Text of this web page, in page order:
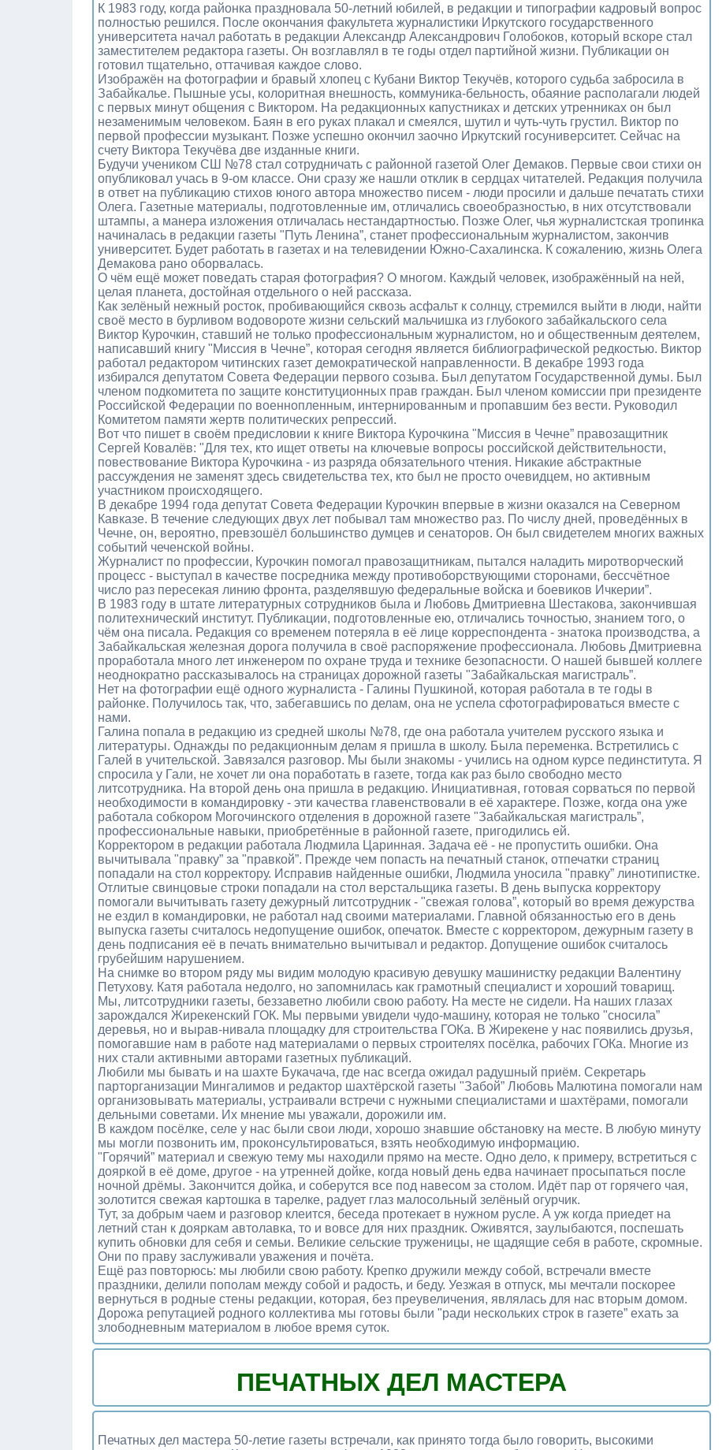
К 1983 году, когда районка праздновала 50-летний юбилей, в редакции и типографии кадровый вопрос
полностью решился. После окончания факультета журналистики Иркутского государственного
университета начал работать в редакции Александр Александрович Голобоков, который вскоре стал
заместителем редактора газеты. Он возглавлял в те годы отдел партийной жизни. Публикации он
готовил тщательно, оттачивая каждое слово.
Изображён на фотографии и бравый хлопец с Кубани Виктор Текучёв, которого судьба забросила в
Забайкалье. Пышные усы, колоритная внешность, коммуника-бельность, обаяние располагали людей
с первых минут общения с Виктором. На редакционных капустниках и детских утренниках он был
незаменимым человеком. Баян в его руках плакал и смеялся, шутил и чуть-чуть грустил. Виктор по
первой профессии музыкант. Позже успешно окончил заочно Иркутский госуниверситет. Сейчас на
счету Виктора Текучёва две изданные книги.
Будучи учеником СШ №78 стал сотрудничать с районной газетой Олег Демаков. Первые свои стихи он
опубликовал учась в 9-ом классе. Они сразу же нашли отклик в сердцах читателей. Редакция получила
в ответ на публикацию стихов юного автора множество писем - люди просили и дальше печатать стихи
Олега. Газетные материалы, подготовленные им, отличались своеобразностью, в них отсутствовали
штампы, а манера изложения отличалась нестандартностью. Позже Олег, чья журналистская тропинка
начиналась в редакции газеты "Путь Ленина”, станет профессиональным журналистом, закончив
университет. Будет работать в газетах и на телевидении Южно-Сахалинска. К сожалению, жизнь Олега
Демакова рано оборвалась.
О чём ещё может поведать старая фотография? О многом. Каждый человек, изображённый на ней,
целая планета, достойная отдельного о ней рассказа.
Как зелёный нежный росток, пробивающийся сквозь асфальт к солнцу, стремился выйти в люди, найти
своё место в бурливом водовороте жизни сельский мальчишка из глубокого забайкальского села
Виктор Курочкин, ставший не только профессиональным журналистом, но и общественным деятелем,
написавший книгу "Миссия в Чечне”, которая сегодня является библиографической редкостью. Виктор
работал редактором читинских газет демократической направленности. В декабре 1993 года
избирался депутатом Совета Федерации первого созыва. Был депутатом Государственной думы. Был
членом подкомитета по защите конституционных прав граждан. Был членом комиссии при президенте
Российской Федерации по военнопленным, интернированным и пропавшим без вести. Руководил
Комитетом памяти жертв политических репрессий.
Вот что пишет в своём предисловии к книге Виктора Курочкина "Миссия в Чечне” правозащитник
Сергей Ковалёв: "Для тех, кто ищет ответы на ключевые вопросы российской действительности,
повествование Виктора Курочкина - из разряда обязательного чтения. Никакие абстрактные
рассуждения не заменят здесь свидетельства тех, кто был не просто очевидцем, но активным
участником происходящего.
В декабре 1994 года депутат Совета Федерации Курочкин впервые в жизни оказался на Северном
Кавказе. В течение следующих двух лет побывал там множество раз. По числу дней, проведённых в
Чечне, он, вероятно, превзошёл большинство думцев и сенаторов. Он был свидетелем многих важных
событий чеченской войны.
Журналист по профессии, Курочкин помогал правозащитникам, пытался наладить миротворческий
процесс - выступал в качестве посредника между противоборствующими сторонами, бессчётное
число раз пересекая линию фронта, разделявшую федеральные войска и боевиков Ичкерии”.
В 1983 году в штате литературных сотрудников была и Любовь Дмитриевна Шестакова, закончившая
политехнический институт. Публикации, подготовленные ею, отличались точностью, знанием того, о
чём она писала. Редакция со временем потеряла в её лице корреспондента - знатока производства, а
Забайкальская железная дорога получила в своё распоряжение профессионала. Любовь Дмитриевна
проработала много лет инженером по охране труда и технике безопасности. О нашей бывшей коллеге
неоднократно рассказывалось на страницах дорожной газеты "Забайкальская магистраль”.
Нет на фотографии ещё одного журналиста - Галины Пушкиной, которая работала в те годы в
районке. Получилось так, что, забегавшись по делам, она не успела сфотографироваться вместе с
нами.
Галина попала в редакцию из средней школы №78, где она работала учителем русского языка и
литературы. Однажды по редакционным делам я пришла в школу. Была переменка. Встретились с
Галей в учительской. Завязался разговор. Мы были знакомы - учились на одном курсе пединститута. Я
спросила у Гали, не хочет ли она поработать в газете, тогда как раз было свободно место
литсотрудника. На второй день она пришла в редакцию. Инициативная, готовая сорваться по первой
необходимости в командировку - эти качества главенствовали в её характере. Позже, когда она уже
работала собкором Могочинского отделения в дорожной газете "Забайкальская магистраль”,
профессиональные навыки, приобретённые в районной газете, пригодились ей.
Корректором в редакции работала Людмила Царинная. Задача её - не пропустить ошибки. Она
вычитывала "правку” за "правкой”. Прежде чем попасть на печатный станок, отпечатки страниц
попадали на стол корректору. Исправив найденные ошибки, Людмила уносила "правку” линотипистке.
Отлитые свинцовые строки попадали на стол верстальщика газеты. В день выпуска корректору
помогали вычитывать газету дежурный литсотрудник - "свежая голова”, который во время дежурства
не ездил в командировки, не работал над своими материалами. Главной обязанностью его в день
выпуска газеты считалось недопущение ошибок, опечаток. Вместе с корректором, дежурным газету в
день подписания её в печать внимательно вычитывал и редактор. Допущение ошибок считалось
грубейшим нарушением.
На снимке во втором ряду мы видим молодую красивую девушку машинистку редакции Валентину
Петухову. Катя работала недолго, но запомнилась как грамотный специалист и хороший товарищ.
Мы, литсотрудники газеты, беззаветно любили свою работу. На месте не сидели. На наших глазах
зарождался Жирекенский ГОК. Мы первыми увидели чудо-машину, которая не только "сносила”
деревья, но и вырав-нивала площадку для строительства ГОКа. В Жирекене у нас появились друзья,
помогавшие нам в работе над материалами о первых строителях посёлка, рабочих ГОКа. Многие из
них стали активными авторами газетных публикаций.
Любили мы бывать и на шахте Букачача, где нас всегда ожидал радушный приём. Секретарь
парторганизации Мингалимов и редактор шахтёрской газеты "Забой” Любовь Малютина помогали нам
организовывать материалы, устраивали встречи с нужными специалистами и шахтёрами, помогали
дельными советами. Их мнение мы уважали, дорожили им.
В каждом посёлке, селе у нас были свои люди, хорошо знавшие обстановку на месте. В любую минуту
мы могли позвонить им, проконсультироваться, взять необходимую информацию.
"Горячий” материал и свежую тему мы находили прямо на месте. Одно дело, к примеру, встретиться с
дояркой в её доме, другое - на утренней дойке, когда новый день едва начинает просыпаться после
ночной дрёмы. Закончится дойка, и соберутся все под навесом за столом. Идёт пар от горячего чая,
золотится свежая картошка в тарелке, радует глаз малосольный зелёный огурчик.
Тут, за добрым чаем и разговор клеится, беседа протекает в нужном русле. А уж когда приедет на
летний стан к дояркам автолавка, то и вовсе для них праздник. Оживятся, заулыбаются, поспешать
купить обновки для себя и семьи. Великие сельские труженицы, не щадящие себя в работе, скромные.
Они по праву заслуживали уважения и почёта.
Ещё раз повторюсь: мы любили свою работу. Крепко дружили между собой, встречали вместе
праздники, делили пополам между собой и радость, и беду. Уезжая в отпуск, мы мечтали поскорее
вернуться в родные стены редакции, которая, без преувеличения, являлась для нас вторым домом.
Дорожа репутацией родного коллектива мы готовы были "ради нескольких строк в газете” ехать за
злободневным материалом в любое время суток.
ПЕЧАТНЫХ ДЕЛ МАСТЕРА
Печатных дел мастера 50-летие газеты встречали, как принято тогда было говорить, высокими